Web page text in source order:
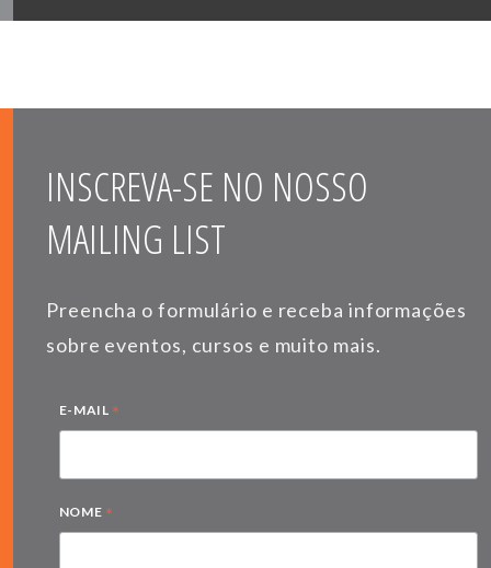
INSCREVA-SE NO NOSSO
MAILING LIST
Preencha o formulário e receba informações
sobre eventos, cursos e muito mais.
E-MAIL *
NOME *